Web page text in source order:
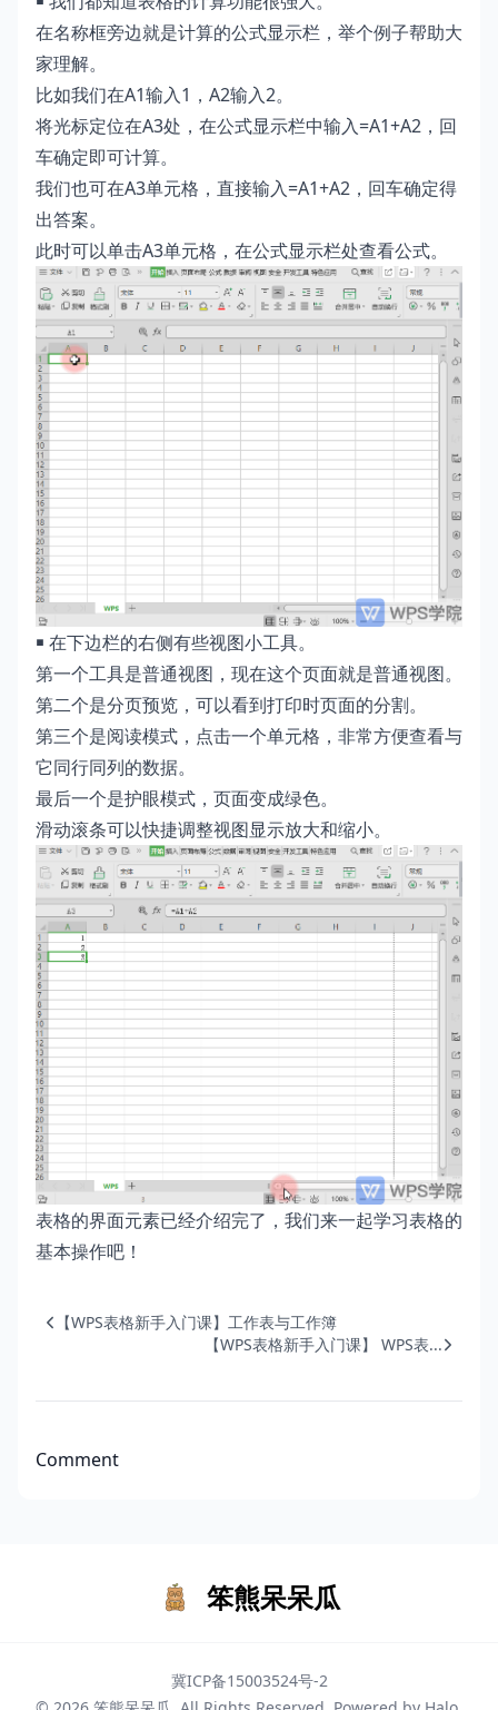
在名称框旁边就是计算的公式显示栏，举个例子帮助大
家理解。
比如我们在A1输入1，A2输入2。
将光标定位在A3处，在公式显示栏中输入=A1+A2，回
车确定即可计算。
我们也可在A3单元格，直接输入=A1+A2，回车确定得
出答案。
此时可以单击A3单元格，在公式显示栏处查看公式。
￭ 在下边栏的右侧有些视图小工具。
第一个工具是普通视图，现在这个页面就是普通视图。
第二个是分页预览，可以看到打印时页面的分割。
第三个是阅读模式，点击一个单元格，非常方便查看与
它同行同列的数据。
最后一个是护眼模式，页面变成绿色。
滑动滚条可以快捷调整视图显示放大和缩小。
表格的界面元素已经介绍完了，我们来一起学习表格的
基本操作吧！
【WPS表格新手入门课】工作表与工作簿
【WPS表格新手入门课】 WPS表...
Comment
笨熊呆呆瓜
冀ICP备15003524号-2